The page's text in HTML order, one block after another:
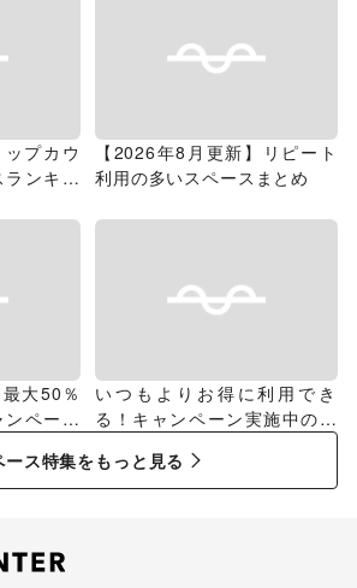
プカウ
ンキン
【2026年8月更新】リピート
利用の多いスペースまとめ
大50％
ペーン
いつもよりお得に利用でき
る！キャンペーン実施中のス
ース特集をもっと見る